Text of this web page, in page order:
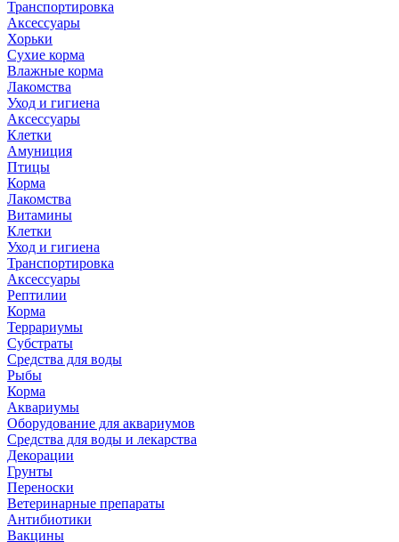
Транспортировка
Аксессуары
Хорьки
Сухие корма
Влажные корма
Лакомства
Уход и гигиена
Аксессуары
Клетки
Амуниция
Птицы
Корма
Лакомства
Витамины
Клетки
Уход и гигиена
Транспортировка
Аксессуары
Рептилии
Корма
Террариумы
Субстраты
Средства для воды
Рыбы
Корма
Аквариумы
Оборудование для аквариумов
Средства для воды и лекарства
Декорации
Грунты
Переноски
Ветеринарные препараты
Антибиотики
Вакцины